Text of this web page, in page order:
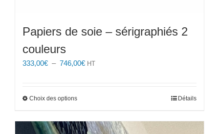
Papiers de soie – sérigraphiés 2
couleurs
333,00€ – 746,00€Plage
HT
Choix des optionsCe
a
plusieurs
Détails